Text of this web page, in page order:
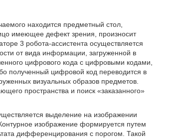
находится предметный стол,
имеющее дефект зрения, произносит
3 робота-ассистента осуществляется
от вида информации, загруженной в
цифрового кода с цифровыми кодами,
полученный цифровой код переводится в
визуальных образов предметов.
пространства и поиск «заказанного»
выделение на изображении
изображение формируется путем
дифференцирования с порогом. Такой